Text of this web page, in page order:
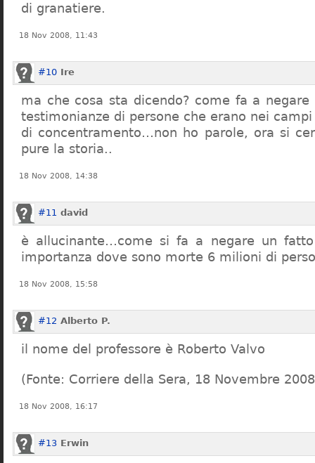
di granatiere.
18 Nov 2008, 11:43
#10 Ire
ma che cosa sta dicendo? come fa a
testimonianze di persone che erano nei campi
di concentramento…non ho parole, ora si
pure la storia..
18 Nov 2008, 14:38
#11 david
è allucinante…come si fa a negare un
importanza dove sono morte 6 milioni di
18 Nov 2008, 15:58
#12 Alberto P.
il nome del professore è Roberto Valvo
(Fonte: Corriere della Sera, 18 Novembre
18 Nov 2008, 16:17
#13 Erwin